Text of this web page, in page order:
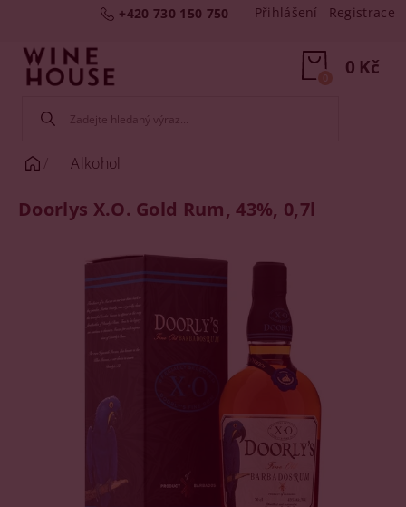
+420 730 150 750 Přihlášení Registrace
0 Kč
0
Alkohol
Doorlys X.O. Gold Rum, 43%, 0,7l